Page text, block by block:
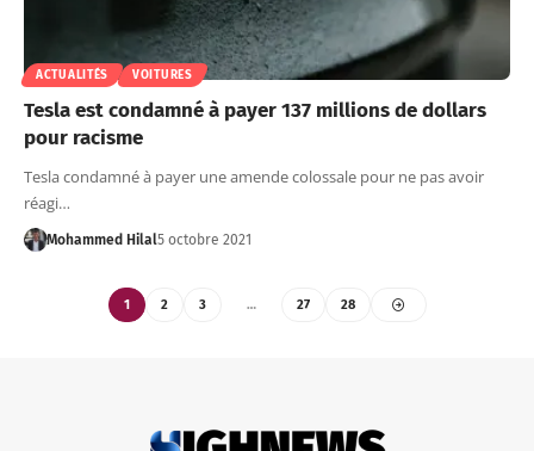
ACTUALITÉS VOITURES
Tesla est condamné à payer 137 millions de dollars
pour racisme
Tesla condamné à payer une amende colossale pour ne pas avoir
réagi…
Mohammed Hilal5 octobre 2021
1 2 3 … 27 28